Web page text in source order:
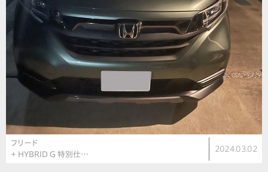
フリード
＋ HYBRID G 特別仕…
2024.03.02